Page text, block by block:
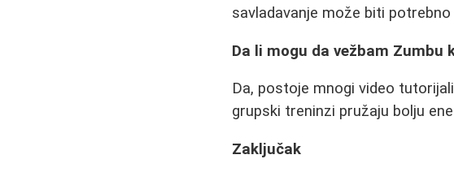
savladavanje može biti
Da li mogu da vežbam Zumbu
Da, postoje mnogi video
grupski treninzi pružaju bolju
Zaključak